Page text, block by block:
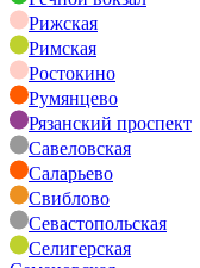
Рижская
Римская
Ростокино
Румянцево
Рязанский проспект
Савеловская
Саларьево
Свиблово
Севастопольская
Селигерская